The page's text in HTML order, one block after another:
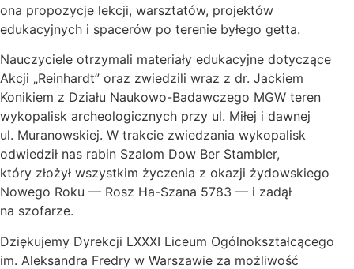
ona propozycje lekcji, warsztatów, projektów
edukacyjnych i spacerów po terenie byłego getta.
Nauczyciele otrzymali materiały edukacyjne dotyczące
Akcji „Reinhardt” oraz zwiedzili wraz z dr. Jackiem
Konikiem z Działu Naukowo-Badawczego MGW teren
wykopalisk archeologicznych przy ul. Miłej i dawnej
ul. Muranowskiej. W trakcie zwiedzania wykopalisk
odwiedził nas rabin Szalom Dow Ber Stambler,
który złożył wszystkim życzenia z okazji żydowskiego
Nowego Roku — Rosz Ha-Szana 5783 — i zadął
na szofarze.
Dziękujemy Dyrekcji LXXXI Liceum Ogólnokształcącego
im. Aleksandra Fredry w Warszawie za możliwość